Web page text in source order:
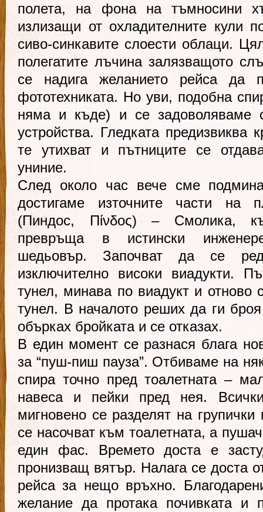
полета, на фона на тъмносини
излизащи от охладителните кули
сиво-синкавите слоести облаци.
полегатите лъчина залязващото
се надига желанието рейса да
фототехниката. Но уви, подобна
няма и къде) и се задоволяваме
устройства. Гледката предизвиква
те утихват и пътниците се
униние.
След около час вече сме
достигаме източните части на
(Пиндос, Πίνδος) – Смолика,
превръща в истински
шедьовър. Започват да се
изключително високи виадукти.
тунел, минава по виадукт и отново
тунел. В началото реших да ги
обърках бройката и се отказах.
В един момент се разнася блага
за “пуш-пиш пауза”. Отбиваме на
спира точно пред тоалетната –
навеса и пейки пред нея.
мигновено се разделят на
се насочват към тоалетната, а
един фас. Времето доста е
пронизващ вятър. Налага се доста
рейса за нещо връхно.
желание да протака почивката и